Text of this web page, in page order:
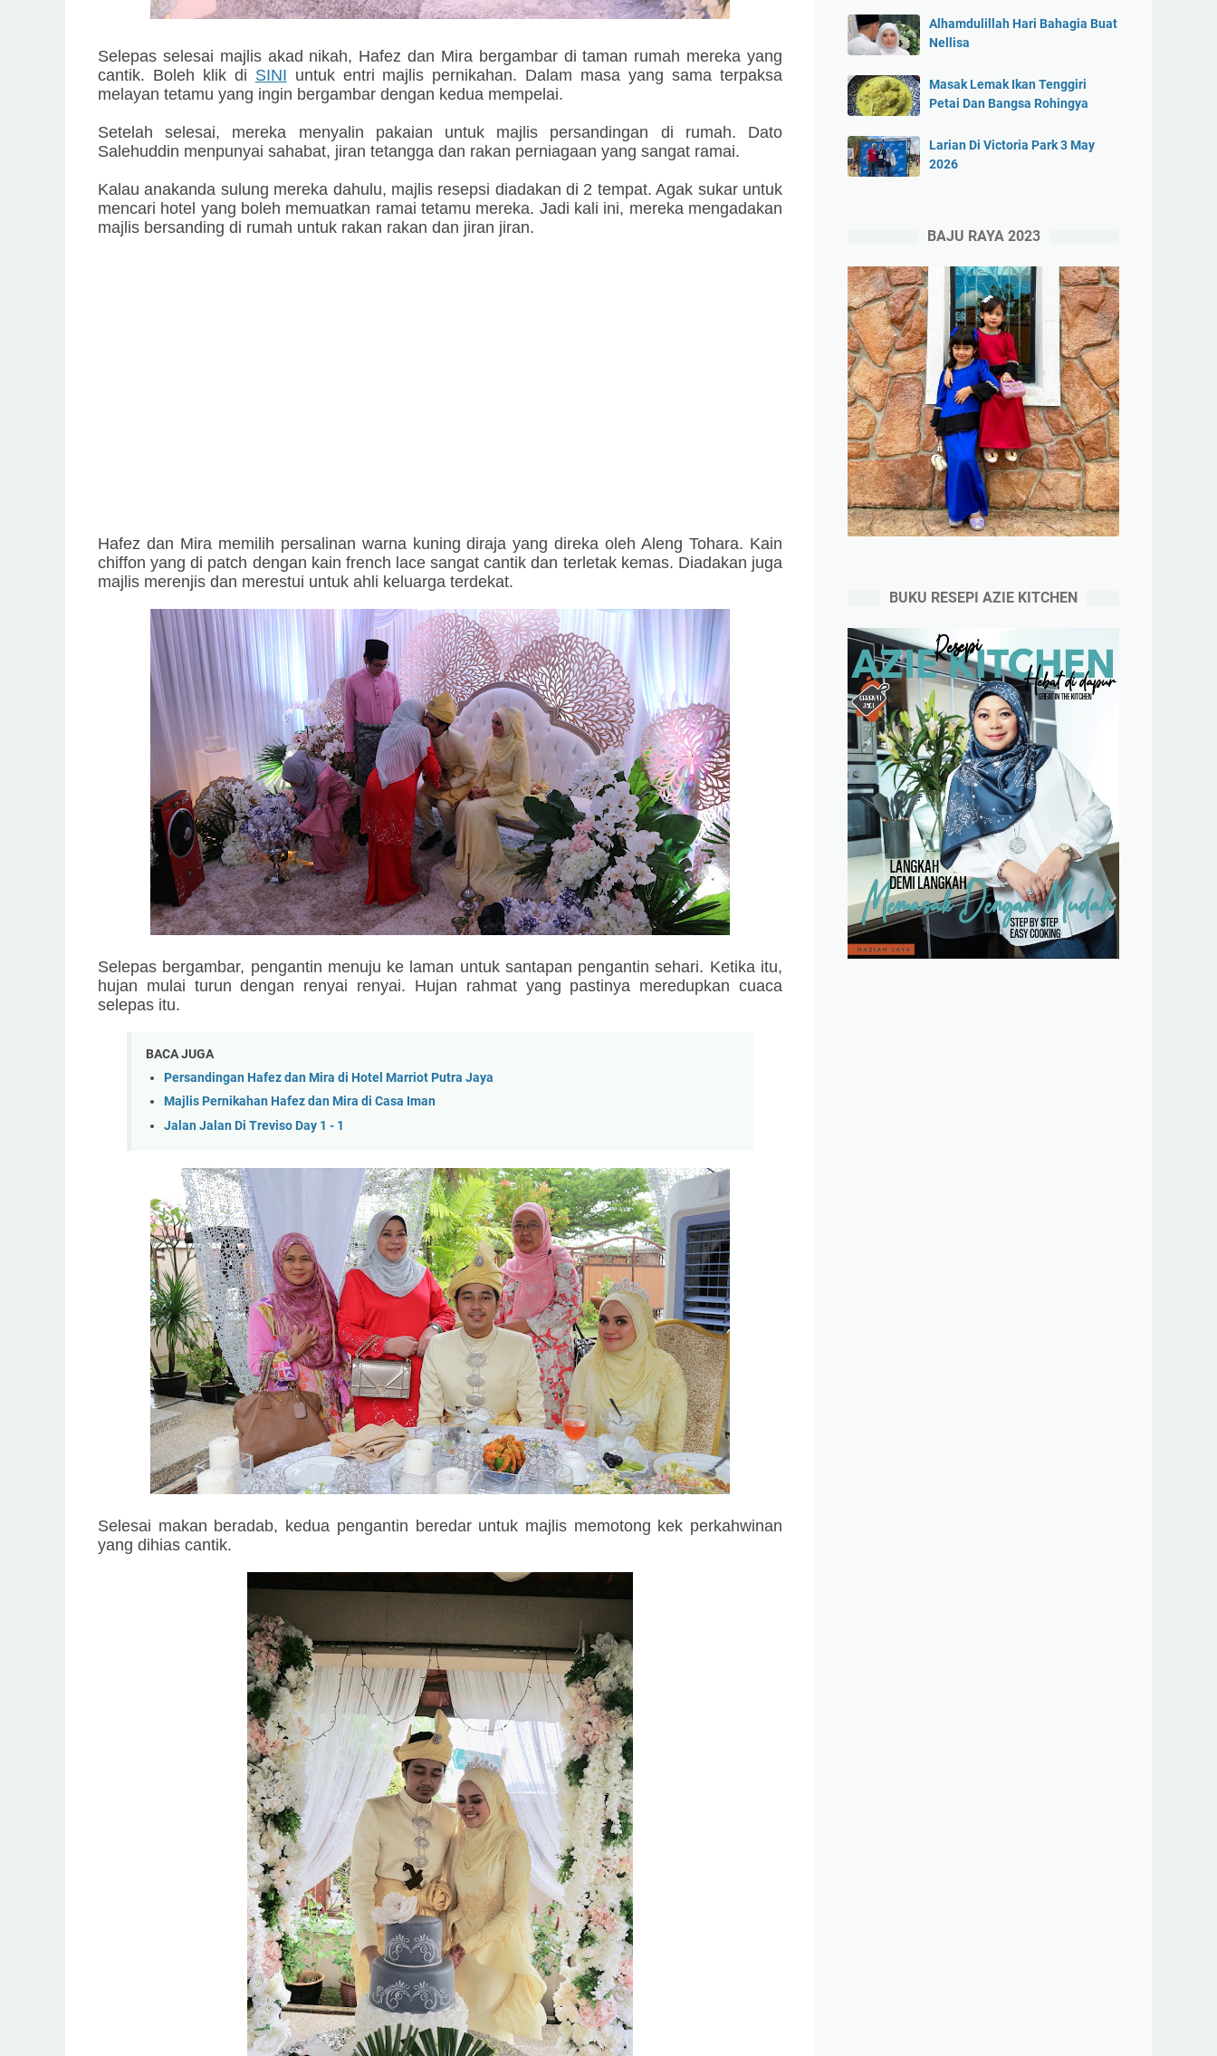
Selepas selesai majlis akad nikah, Hafez dan Mira bergambar di taman rumah mereka yang
cantik. Boleh klik di SINI untuk entri majlis pernikahan. Dalam masa yang sama terpaksa
melayan tetamu yang ingin bergambar dengan kedua mempelai.
Setelah selesai, mereka menyalin pakaian untuk majlis persandingan di rumah. Dato
Salehuddin menpunyai sahabat, jiran tetangga dan rakan perniagaan yang sangat ramai.
Kalau anakanda sulung mereka dahulu, majlis resepsi diadakan di 2 tempat. Agak sukar untuk
mencari hotel yang boleh memuatkan ramai tetamu mereka. Jadi kali ini, mereka mengadakan
majlis bersanding di rumah untuk rakan rakan dan jiran jiran.
Hafez dan Mira memilih persalinan warna kuning diraja yang direka oleh Aleng Tohara. Kain
chiffon yang di patch dengan kain french lace sangat cantik dan terletak kemas. Diadakan juga
majlis merenjis dan merestui untuk ahli keluarga terdekat.
Selepas bergambar, pengantin menuju ke laman untuk santapan pengantin sehari. Ketika itu,
hujan mulai turun dengan renyai renyai. Hujan rahmat yang pastinya meredupkan cuaca
selepas itu.
BACA JUGA
Persandingan Hafez dan Mira di Hotel Marriot Putra Jaya
Majlis Pernikahan Hafez dan Mira di Casa Iman
Jalan Jalan Di Treviso Day 1 - 1
Selesai makan beradab, kedua pengantin beredar untuk majlis memotong kek perkahwinan
yang dihias cantik.
Alhamdulillah Hari Bahagia Buat
Nellisa
Masak Lemak Ikan Tenggiri
Petai Dan Bangsa Rohingya
Larian Di Victoria Park 3 May
2026
BAJU RAYA 2023
BUKU RESEPI AZIE KITCHEN